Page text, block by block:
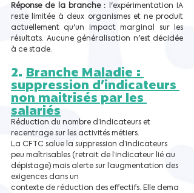
Réponse de la branche : l'expérimentation IA
reste limitée à deux organismes et ne produit
actuellement qu'un impact marginal sur les
résultats. Aucune généralisation n'est décidée
à ce stade.
2. Branche Maladie :
suppression d’indicateurs
non maitrisés par les
salariés
Réduction du nombre d’indicateurs et
recentrage sur les activités métiers.
La CFTC salue la suppression d’indicateurs
peu maîtrisables (retrait de l’indicateur lié au
dépistage) mais alerte sur l’augmentation des
exigences dans un
contexte de réduction des effectifs. Elle dema